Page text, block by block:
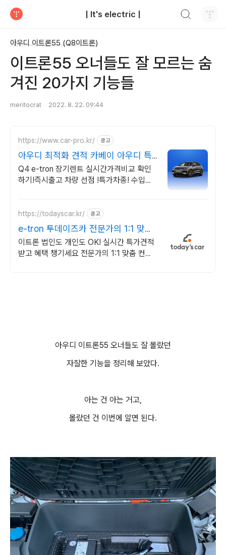
| It's electric |
아우디 이트론55 (Q8이트론)
이트론55 오너들도 잘 모르는 숨
겨진 20가지 기능들
meritocrat 2022. 8. 22. 09:44
https://www.car-pro.kr/ 광고
아우디 최적화 견적 카베이 아우디 특
가차량 무료견적
Q4 e-tron 장기렌트 실시간가격비교 확인
하기!즉시출고 차량 선점 !특가차종! 수입차
https://todayscar.kr/ 광고
e-tron 투데이즈카 전문가의 1:1 맞춤
컨설팅
이트론 법인도 개인도 OK! 실시간 특가견적
받고 혜택 챙기세요 전문가의 1:1 맞춤 컨설
아우디 이트론55 오너들도 잘 몰랐던
자잘한 기능을 정리해 보았다.
아는 건 아는 거고,
몰랐던 건 이번에 알면 된다.